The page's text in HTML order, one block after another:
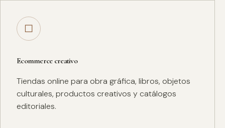
□
Ecommerce creativo
Tiendas online para obra gráfica, libros, objetos
culturales, productos creativos y catálogos
editoriales.